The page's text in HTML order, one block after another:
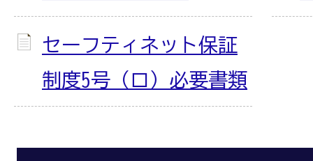
セーフティネット保証
制度5号（ロ）必要書類